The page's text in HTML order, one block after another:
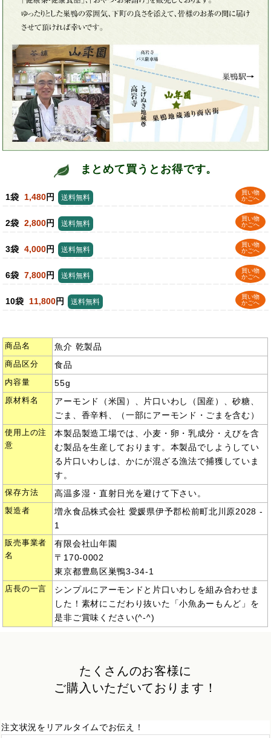
まとめて買うとお得です。
1袋 1,480円
買い物
かごへ
送料無料
2袋 2,800円
買い物
かごへ
送料無料
3袋 4,000円
買い物
かごへ
送料無料
6袋 7,800円
買い物
かごへ
送料無料
10袋 11,800円
買い物
かごへ
送料無料
商品名 魚介 乾製品
商品区分 食品
内容量 55g
原材料名
アーモンド（米国）、片口いわし（国産）、砂糖、
ごま、香辛料、（一部にアーモンド・ごまを含む）
使用上の注
意
本製品製造工場では、小麦・卵・乳成分・えびを含
む製品を生産しております。本製品でしようしてい
る片口いわしは、かにが混ざる漁法で捕獲していま
す。
保存方法 高温多湿・直射日光を避けて下さい。
製造者
増永食品株式会社 愛媛県伊予郡松前町北川原2028 -
1
販売事業者
名
有限会社山年園
〒170-0002
東京都豊島区巣鴨3-34-1
店長の一言
シンプルにアーモンドと片口いわしを組み合わせま
した！素材にこだわり抜いた「小魚あーもんど」を
是非ご賞味ください(^-^)
たくさんのお客様に
ご購入いただいております！
注文状況をリアルタイムでお伝え！